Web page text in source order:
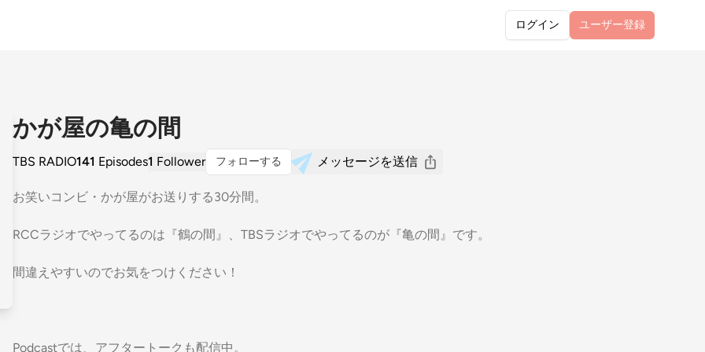
ログイン ユーザー登録
かが屋の亀の間
TBS RADIO141 Episodes1 Follower フォローする メッセージを送信
お笑いコンビ・かが屋がお送りする30分間。
RCCラジオでやってるのは『鶴の間』、TBSラジオでやってるのが『亀の間』です。
間違えやすいのでお気をつけください！
Podcastでは、アフタートークも配信中。